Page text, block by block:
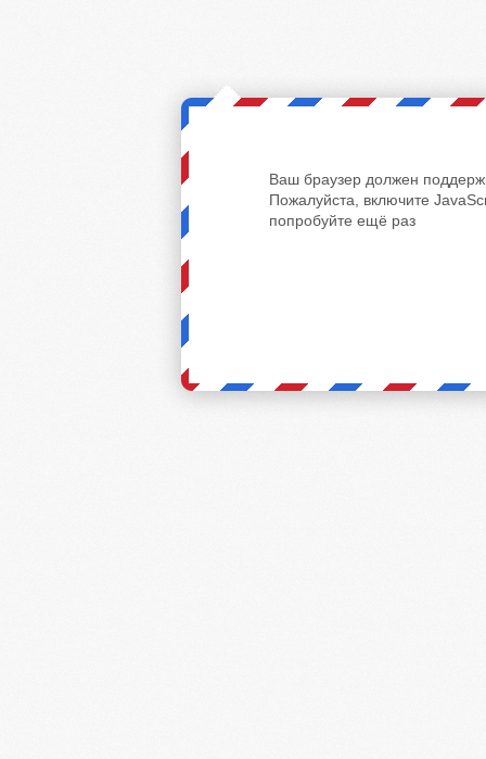
Ваш браузер должен
Пожалуйста, включите
попробуйте ещё раз